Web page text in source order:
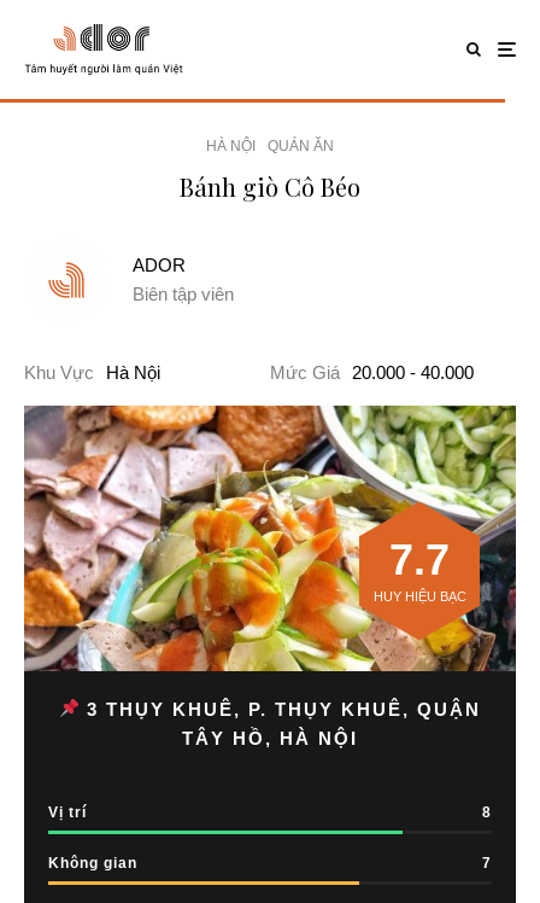
HÀ NỘI QUÁN ĂN
Bánh giò Cô Béo
ADOR
Biên tập viên
Khu Vực Hà Nội Mức Giá 20.000 - 40.000
3 THỤY KHUÊ, P. THỤY KHUÊ, QUẬN
TÂY HỒ, HÀ NỘI
Vị trí 8
Không gian 7
7.7
HUY HIỆU BẠC